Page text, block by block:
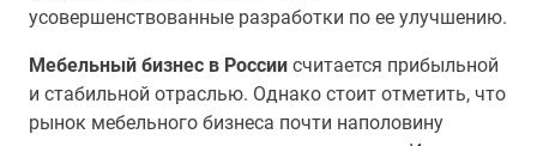
усовершенствованные разработки по ее улучшению.
Мебельный бизнес в России считается прибыльной
и стабильной отраслью. Однако стоит отметить, что
рынок мебельного бизнеса почти наполовину